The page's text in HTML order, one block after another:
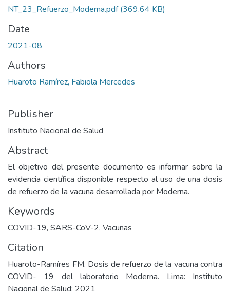
NT_23_Refuerzo_Moderna.pdf(369.64 KB)
Date
2021-08
Authors
Huaroto Ramírez, Fabiola Mercedes
Publisher
Instituto Nacional de Salud
Abstract
El objetivo del presente documento es informar sobre la
evidencia científica disponible respecto al uso de una dosis
de refuerzo de la vacuna desarrollada por Moderna.
Keywords
COVID-19, SARS-CoV-2, Vacunas
Citation
Huaroto-Ramíres FM. Dosis de refuerzo de la vacuna contra
COVID- 19 del laboratorio Moderna. Lima: Instituto
Nacional de Salud; 2021